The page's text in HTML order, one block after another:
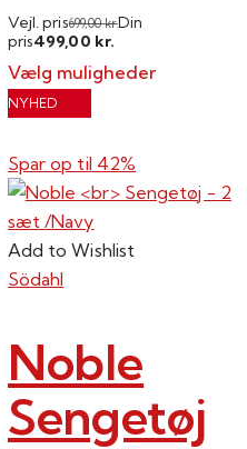
Vejl. pris699,00kr.Din
pris499,00 kr.
Vælg muligheder
Dette
har
flere
varianter.
Mulighederne
kan
varesiden
NYHED
Spar op til 42%
Add to Wishlist
Södahl
Noble
Sengetøj